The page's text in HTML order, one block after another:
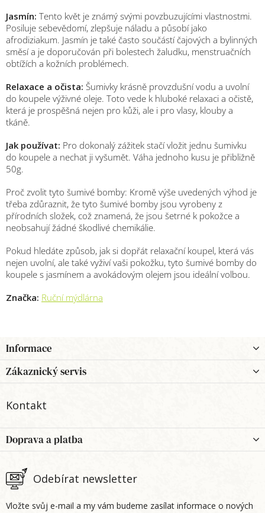
Jasmín: Tento květ je známý svými povzbuzujícími vlastnostmi.
Posiluje sebevědomí, zlepšuje náladu a působí jako
afrodiziakum. Jasmín je také často součástí čajových a bylinných
směsí a je doporučován při bolestech žaludku, menstruačních
obtížích a kožních problémech.
Relaxace a očista: Šumivky krásně provzdušní vodu a uvolní
do koupele výživné oleje. Toto vede k hluboké relaxaci a očistě,
která je prospěšná nejen pro kůži, ale i pro vlasy, klouby a
tkáně.
Jak používat: Pro dokonalý zážitek stačí vložit jednu šumivku
do koupele a nechat ji vyšumět. Váha jednoho kusu je přibližně
50g.
Proč zvolit tyto šumivé bomby: Kromě výše uvedených výhod je
třeba zdůraznit, že tyto šumivé bomby jsou vyrobeny z
přírodních složek, což znamená, že jsou šetrné k pokožce a
neobsahují žádné škodlivé chemikálie.
Pokud hledáte způsob, jak si dopřát relaxační koupel, která vás
nejen uvolní, ale také vyživí vaši pokožku, tyto šumivé bomby do
koupele s jasmínem a avokádovým olejem jsou ideální volbou.
Značka: Ruční mýdlárna
á
p
a
Informace
Zákaznický servis
Kontakt
Odebírat newsletter
Vložte svůj e-mail a my vám budeme zasílat informace o nových
Doprava a platba